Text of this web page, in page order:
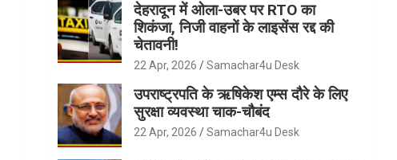
देहरादून में ओला-उबर पर RTO का
शिकंजा, निजी वाहनों के लाइसेंस रद्द की
चेतावनी!
22 Apr, 2026 Samachar4u Desk
उपराष्ट्रपति के ऋषिकेश एम्स दौरे के लिए
सुरक्षा व्यवस्था चाक-चौबंद
22 Apr, 2026 Samachar4u Desk